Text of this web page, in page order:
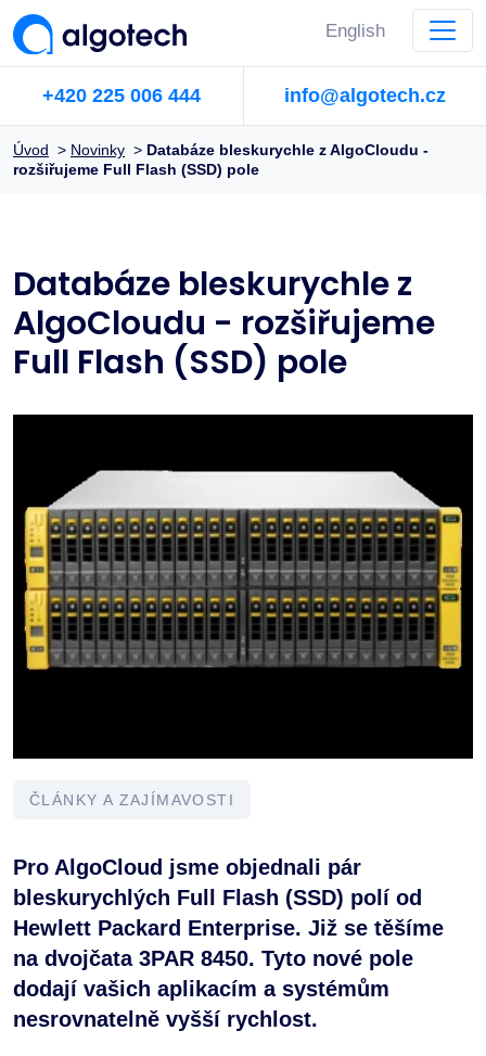
English
+420 225 006 444 info@algotech.cz
Úvod > Novinky > Databáze bleskurychle z AlgoCloudu -
rozšiřujeme Full Flash (SSD) pole
Databáze bleskurychle z
AlgoCloudu - rozšiřujeme
Full Flash (SSD) pole
ČLÁNKY A ZAJÍMAVOSTI
Pro AlgoCloud jsme objednali pár
bleskurychlých Full Flash (SSD) polí od
Hewlett Packard Enterprise. Již se těšíme
na dvojčata 3PAR 8450. Tyto nové pole
dodají vašich aplikacím a systémům
nesrovnatelně vyšší rychlost.